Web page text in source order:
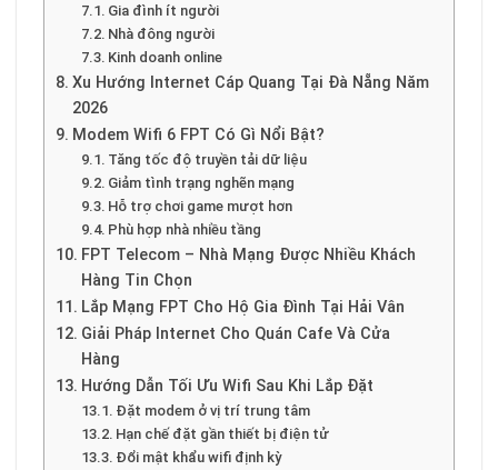
Gia đình ít người
Nhà đông người
Kinh doanh online
Xu Hướng Internet Cáp Quang Tại Đà Nẵng Năm
2026
Modem Wifi 6 FPT Có Gì Nổi Bật?
Tăng tốc độ truyền tải dữ liệu
Giảm tình trạng nghẽn mạng
Hỗ trợ chơi game mượt hơn
Phù hợp nhà nhiều tầng
FPT Telecom – Nhà Mạng Được Nhiều Khách
Hàng Tin Chọn
Lắp Mạng FPT Cho Hộ Gia Đình Tại Hải Vân
Giải Pháp Internet Cho Quán Cafe Và Cửa
Hàng
Hướng Dẫn Tối Ưu Wifi Sau Khi Lắp Đặt
Đặt modem ở vị trí trung tâm
Hạn chế đặt gần thiết bị điện tử
Đổi mật khẩu wifi định kỳ